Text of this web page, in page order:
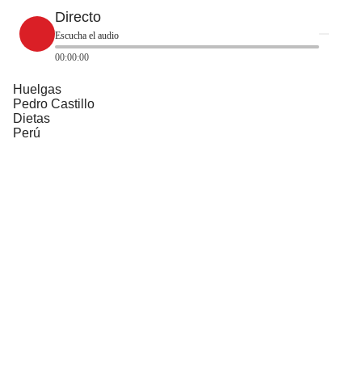
Directo
Escucha el audio
00:00:00
Huelgas
Pedro Castillo
Dietas
Perú